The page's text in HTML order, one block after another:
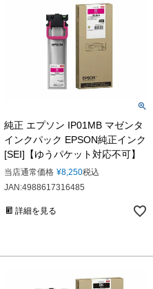
純正 エプソン IP01MB マゼンタ
インクパック EPSON純正インク
[SEI]【ゆうパケット対応不可】
当店通常価格 ¥8,250税込
JAN:4988617316485
詳細を見る